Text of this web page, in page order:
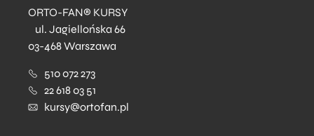
ORTO-FAN® KURSY
ul. Jagiellońska 66
03-468 Warszawa
510 072 273
22 618 03 51
kursy@ortofan.pl